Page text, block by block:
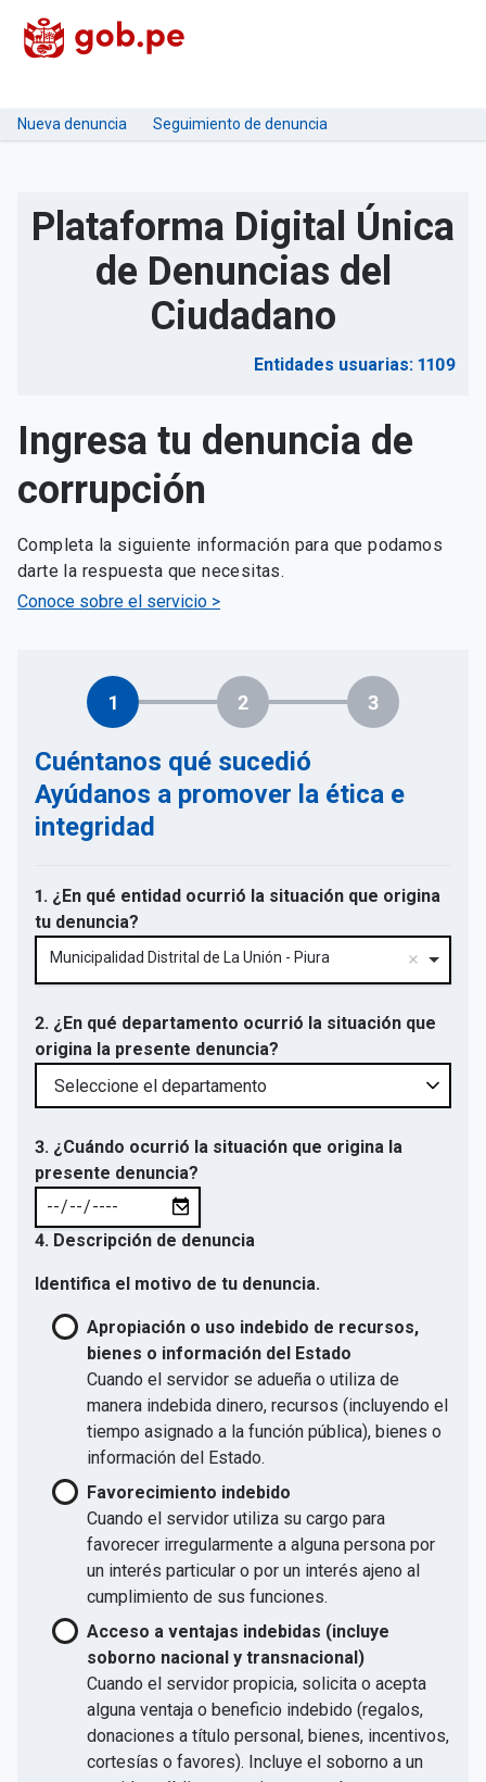
Nueva denuncia Seguimiento de denuncia
Plataforma Digital Única
de Denuncias del
Ciudadano
Entidades usuarias: 1109
Ingresa tu denuncia de
corrupción
Completa la siguiente información para que podamos
darte la respuesta que necesitas.
Conoce sobre el servicio >
1 2 3
Cuéntanos qué sucedió
Ayúdanos a promover la ética e
integridad
1. ¿En qué entidad ocurrió la situación que origina
tu denuncia?
Municipalidad Distrital de La Unión - Piura
2. ¿En qué departamento ocurrió la situación que
origina la presente denuncia?
3. ¿Cuándo ocurrió la situación que origina la
presente denuncia?
4. Descripción de denuncia
Identifica el motivo de tu denuncia.
Apropiación o uso indebido de recursos,
bienes o información del Estado
Cuando el servidor se adueña o utiliza de
manera indebida dinero, recursos (incluyendo el
tiempo asignado a la función pública), bienes o
información del Estado.
Favorecimiento indebido
Cuando el servidor utiliza su cargo para
favorecer irregularmente a alguna persona por
un interés particular o por un interés ajeno al
cumplimiento de sus funciones.
Acceso a ventajas indebidas (incluye
soborno nacional y transnacional)
Cuando el servidor propicia, solicita o acepta
alguna ventaja o beneficio indebido (regalos,
donaciones a título personal, bienes, incentivos,
cortesías o favores). Incluye el soborno a un